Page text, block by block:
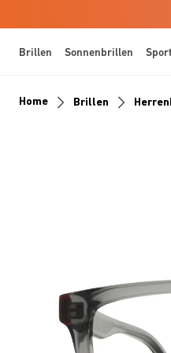
Brillen Sonnenbrillen
Home Brillen